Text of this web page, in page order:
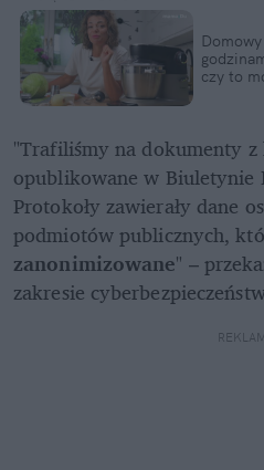
czy to
"Trafiliśmy na dokumenty
opublikowane w Biuletynie
Protokoły zawierały dane
podmiotów publicznych,
zanonimizowane" –
zakresie